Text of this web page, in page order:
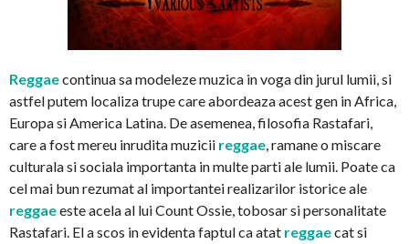
Reggaecontinua sa modeleze muzica in voga din jurul lumii, si
astfel putem localiza trupe care abordeaza acest gen in Africa,
Europa si America Latina. De asemenea, filosofia Rastafari,
care a fost mereu inrudita muzicii reggae, ramane o miscare
culturala si sociala importanta in multe parti ale lumii. Poate ca
cel mai bun rezumat al importantei realizarilor istorice ale
reggaeeste acela al lui Count Ossie, tobosar si personalitate
Rastafari. El a scos in evidenta faptul ca atat reggaecat si